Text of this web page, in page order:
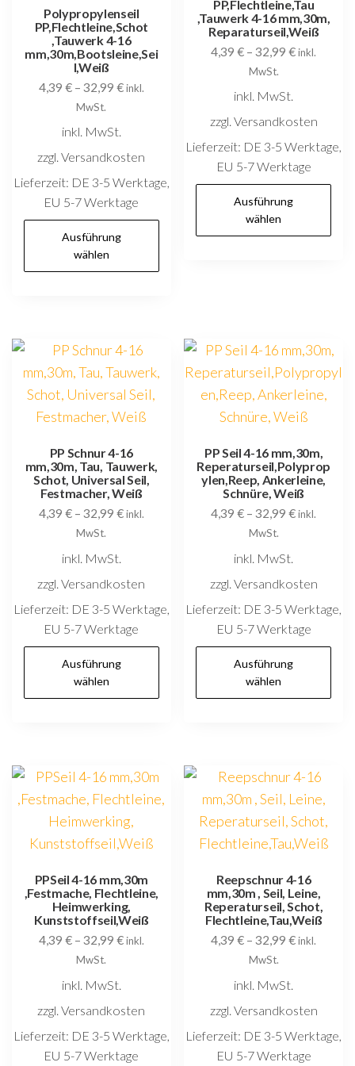
Produktseite
gewählt
werden
Polypropylenseil
PP,Flechtleine,Schot
,Tauwerk 4-16
mm,30m,Bootsleine,Sei
l,Weiß
4,39 €– 32,99 €inkl.
MwSt.
inkl. MwSt.
zzgl. Versandkosten
Lieferzeit: DE 3-5 Werktage,
EU 5-7 Werktage
Ausführung
wählen
auf.
Optionen
können
Produktseite
gewählt
werden
PP,Flechtleine,Tau
,Tauwerk 4-16 mm,30m,
Reparaturseil,Weiß
4,39€ –32,99€inkl.
MwSt.
inkl. MwSt.
zzgl. Versandkosten
Lieferzeit: DE 3-5 Werktage,
EU 5-7 Werktage
Ausführung
wählen
PP Schnur 4-16
mm,30m, Tau, Tauwerk,
Schot, Universal Seil,
Festmacher, Weiß
4,39 €– 32,99 €inkl.
MwSt.
inkl. MwSt.
zzgl. Versandkosten
Lieferzeit: DE 3-5 Werktage,
EU 5-7 Werktage
Ausführung
wählen
Dieses
weist
auf.
Optionen
können
Produktseite
gewählt
werden
PP Seil 4-16 mm,30m,
Reperaturseil,Polyprop
ylen,Reep, Ankerleine,
Schnüre, Weiß
4,39€ –32,99€inkl.
MwSt.
inkl. MwSt.
zzgl. Versandkosten
Lieferzeit: DE 3-5 Werktage,
EU 5-7 Werktage
Ausführung
wählen
PPSeil 4-16 mm,30m
,Festmache, Flechtleine,
Heimwerking,
Kunststoffseil,Weiß
4,39 €– 32,99 €inkl.
MwSt.
inkl. MwSt.
zzgl. Versandkosten
Lieferzeit: DE 3-5 Werktage,
EU 5-7 Werktage
Reepschnur 4-16
mm,30m , Seil, Leine,
Reperaturseil, Schot,
Flechtleine,Tau,Weiß
4,39€ –32,99€inkl.
MwSt.
inkl. MwSt.
zzgl. Versandkosten
Lieferzeit: DE 3-5 Werktage,
EU 5-7 Werktage